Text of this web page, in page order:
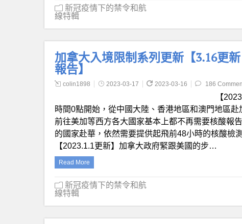
新冠疫情下的禁令和航
線特輯
加拿大入境限制系列更新【3.16更
報告】
colin1898 2023-03-17 2023-03-16 186
【
時間0點開始，從中國大陸、香港地區和澳門地區
前往美加等西方各大國家基本上都不再需要核酸報
的國家赴華，依然需要提供起飛前48小時的核酸檢
【2023.1.1更新】加拿大政府緊跟美國的步…
Read More
新冠疫情下的禁令和航
線特輯